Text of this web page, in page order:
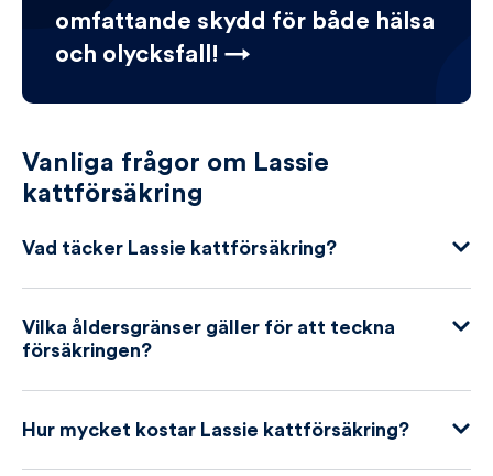
omfattande skydd för både hälsa
och olycksfall! →
Vanliga frågor om Lassie
kattförsäkring
Vad täcker Lassie kattförsäkring?
Vilka åldersgränser gäller för att teckna
försäkringen?
Hur mycket kostar Lassie kattförsäkring?